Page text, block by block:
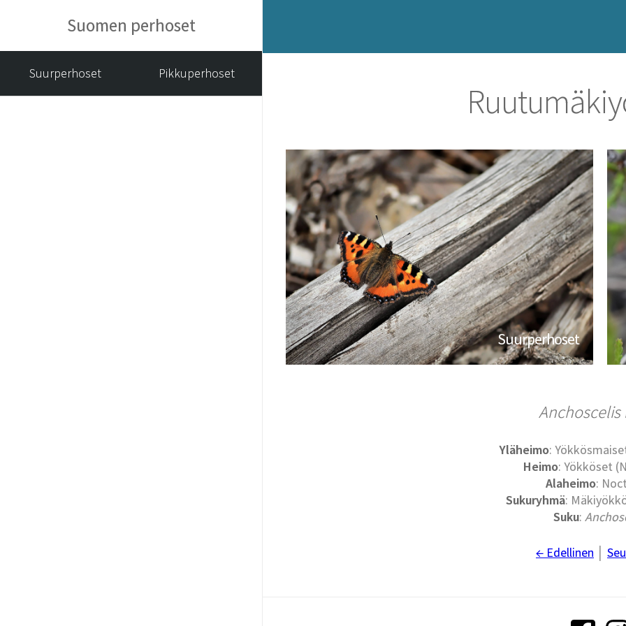
Suomen perhoset
Suurperhoset Pikkuperhoset
Suurperhoset
Anchoscelis
Yläheimo:
Heimo: Yökköset
Alaheimo:
Sukuryhmä:
Suku:
← Edellinen